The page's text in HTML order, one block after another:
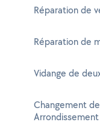
Réparation de
Réparation de
Vidange de
Changement
Arrondissement